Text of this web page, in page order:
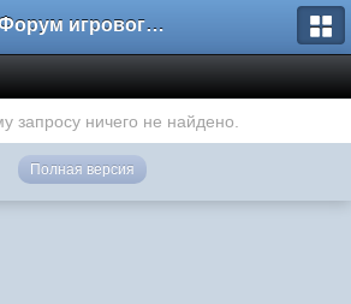
Форум игрового проекта Riverrise
запросу ничего не найдено.
Полная версия